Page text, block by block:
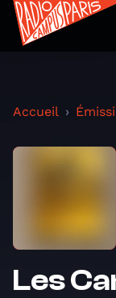
Accueil
Les